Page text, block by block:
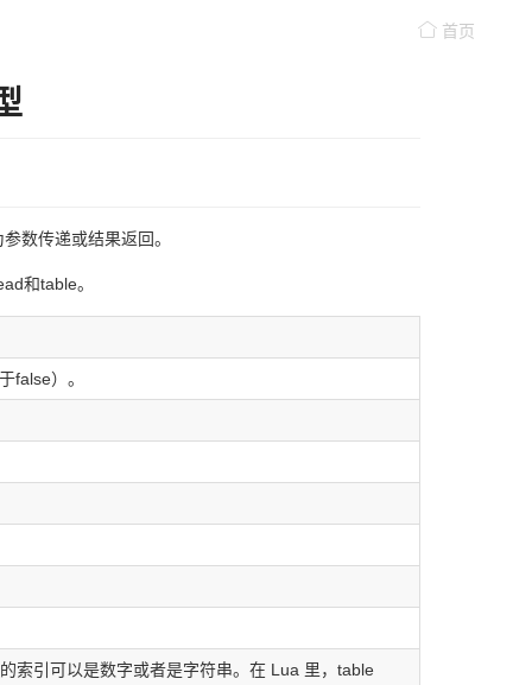
首页
数传递或结果返回。
和table。
false）。
索引可以是数字或者是字符串。在 Lua 里，table